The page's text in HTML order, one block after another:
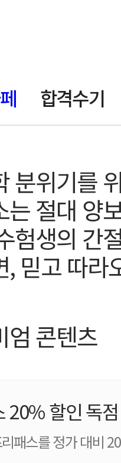
합격수기
분위기를
는 절대 양
험생의 간
, 믿고 따라
엄 콘텐츠
20% 할인 독
패스를 정가 대비